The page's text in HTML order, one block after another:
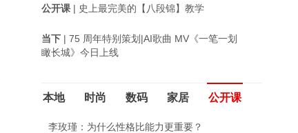
公开课 | 史上最完美的【八段锦】教学
当下 | 75 周年特别策划|AI歌曲 MV《一笔一划
瞰长城》今日上线
本地 时尚 数码 家居 公开课
李玫瑾：为什么性格比能力更重要？